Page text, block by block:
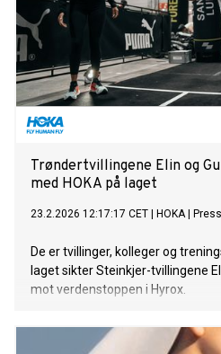
Trøndertvillingene Elin og
med HOKA på laget
23.2.2026 12:17:17 CET HOKA|
De er tvillinger, kolleger og
laget sikter Steinkjer-tvillingene
mot verdenstoppen i Hyrox.